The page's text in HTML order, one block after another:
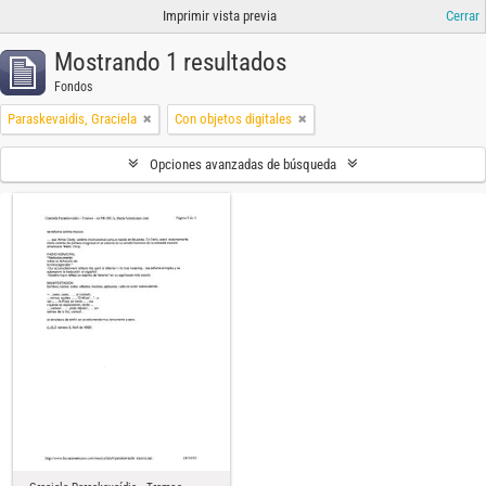
Imprimir vista previa Cerrar
Mostrando 1 resultados
Fondos
Paraskevaidis, Graciela Con objetos digitales
Opciones avanzadas de búsqueda